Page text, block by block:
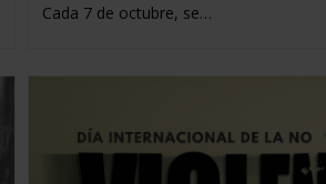
Cada 7 de octubre, se…